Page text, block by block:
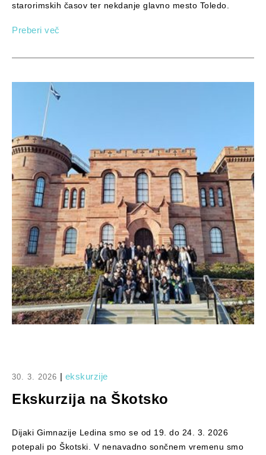
starorimskih časov ter nekdanje glavno mesto Toledo.
Preberi več
30. 3. 2026 | ekskurzije
Ekskurzija na Škotsko
Dijaki Gimnazije Ledina smo se od 19. do 24. 3. 2026
potepali po Škotski. V nenavadno sončnem vremenu smo